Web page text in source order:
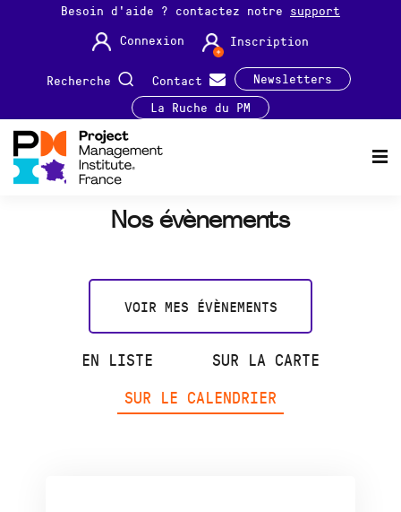
Besoin d'aide ? contactez notre support
Connexion
Inscription
Recherche Contact
Newsletters
La Ruche du PM
Nos évènements
VOIR MES ÉVÈNEMENTS
EN LISTE
SUR LA CARTE
SUR LE CALENDRIER